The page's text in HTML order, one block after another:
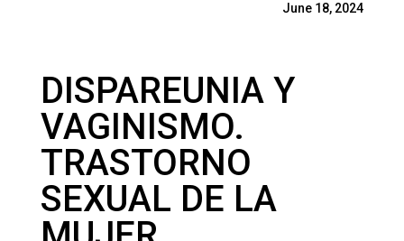
June 18, 2024
DISPAREUNIA Y
VAGINISMO.
TRASTORNO
SEXUAL DE LA